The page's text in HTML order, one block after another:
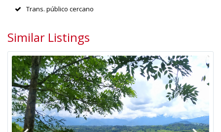
Trans. público cercano
Similar Listings